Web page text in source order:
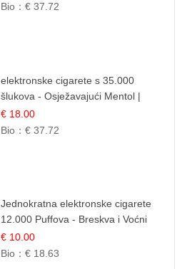
Bio：€ 37.72
elektronske cigarete s 35.000
šlukova - Osježavajući Mentol |
Čista i Svježa Okus
€ 18.00
Bio：€ 37.72
Jednokratna elektronske cigarete
12.000 Puffova - Breskva i Voćni
Sok | Osježavajuća Voćna
Mješavina
€ 10.00
Bio：€ 18.63